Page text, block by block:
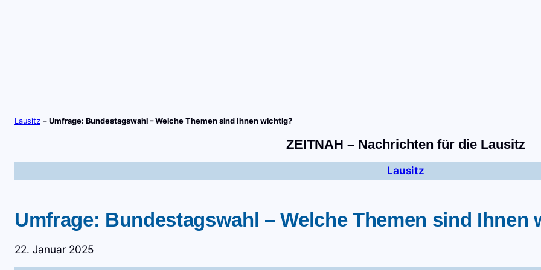
Lausitz – Umfrage: Bundestagswahl – Welche Themen sind Ihnen wichtig?
ZEITNAH – Nachrichten für die Lausitz
Lausitz
Umfrage: Bundestagswahl – Welche Themen sind Ihnen
22. Januar 2025